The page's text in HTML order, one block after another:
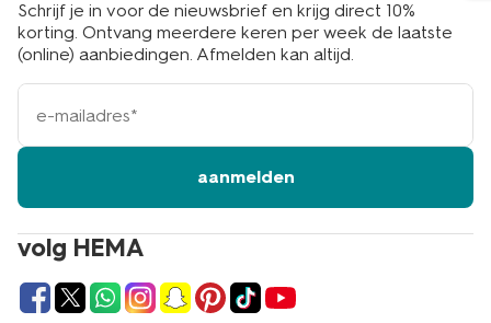
volg HEMA
Schrijf je in voor de nieuwsbrief en krijg direct 10%
korting. Ontvang meerdere keren per week de laatste
(online) aanbiedingen. Afmelden kan altijd.
e-
mailadres
aanmelden